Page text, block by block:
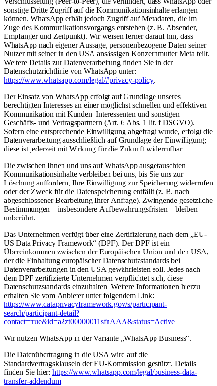
sonstige Dritte Zugriff auf die Kommunikationsinhalte erlangen
können. WhatsApp erhält jedoch Zugriff auf Metadaten, die im
Zuge des Kommunikationsvorgangs entstehen (z. B. Absender,
Empfänger und Zeitpunkt). Wir weisen ferner darauf hin, dass
WhatsApp nach eigener Aussage, personenbezogene Daten seiner
Nutzer mit seiner in den USA ansässigen Konzernmutter Meta teilt.
Weitere Details zur Datenverarbeitung finden Sie in der
Datenschutzrichtlinie von WhatsApp unter:
https://www.whatsapp.com/legal/#privacy-policy.
Der Einsatz von WhatsApp erfolgt auf Grundlage unseres
berechtigten Interesses an einer möglichst schnellen und effektiven
Kommunikation mit Kunden, Interessenten und sonstigen
Geschäfts- und Vertragspartnern (Art. 6 Abs. 1 lit. f DSGVO).
Sofern eine entsprechende Einwilligung abgefragt wurde, erfolgt die
Datenverarbeitung ausschließlich auf Grundlage der Einwilligung;
diese ist jederzeit mit Wirkung für die Zukunft widerrufbar.
Die zwischen Ihnen und uns auf WhatsApp ausgetauschten
Kommunikationsinhalte verbleiben bei uns, bis Sie uns zur
Löschung auffordern, Ihre Einwilligung zur Speicherung widerrufen
oder der Zweck für die Datenspeicherung entfällt (z. B. nach
abgeschlossener Bearbeitung Ihrer Anfrage). Zwingende gesetzliche
Bestimmungen – insbesondere Aufbewahrungsfristen – bleiben
unberührt.
Das Unternehmen verfügt über eine Zertifizierung nach dem „EU-
US Data Privacy Framework“ (DPF). Der DPF ist ein
Übereinkommen zwischen der Europäischen Union und den USA,
der die Einhaltung europäischer Datenschutzstandards bei
Datenverarbeitungen in den USA gewährleisten soll. Jedes nach
dem DPF zertifizierte Unternehmen verpflichtet sich, diese
Datenschutzstandards einzuhalten. Weitere Informationen hierzu
erhalten Sie vom Anbieter unter folgendem Link:
https://www.dataprivacyframework.gov/s/participant-
search/participant-detail?
contact=true&id=a2zt00000011sfnAAA&status=Active
Wir nutzen WhatsApp in der Variante „WhatsApp Business“.
Die Datenübertragung in die USA wird auf die
Standardvertragsklauseln der EU-Kommission gestützt. Details
finden Sie hier: https://www.whatsapp.com/legal/business-data-
transfer-addendum.